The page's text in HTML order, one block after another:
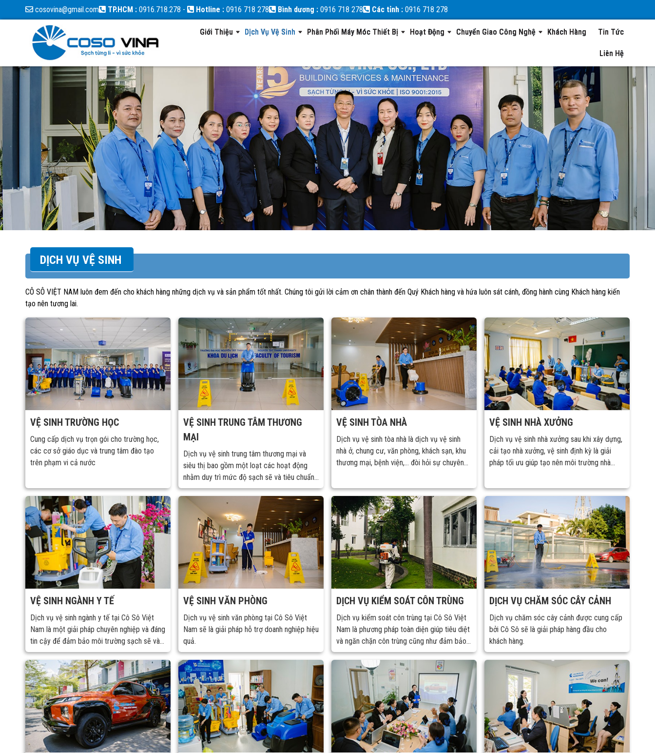
cosovina@gmail.com TP.HCM : 0916.718.278 - Hotline : 0916 718 278 Bình dương : 0916 718 278 Các tỉnh : 0916 718 278
Giới Thiệu Dịch Vụ Vệ Sinh Phân Phối Máy Móc Thiết Bị Hoạt Động Chuyển Giao Công Nghệ Khách Hàng Tin Tức
Liên Hệ
DỊCH VỤ VỆ SINH
CÔ SÔ VIỆT NAM luôn đem đến cho khách hàng những dịch vụ và sản phẩm tốt nhất. Chúng tôi gửi lời cảm ơn chân thành đến Quý Khách hàng và hứa luôn sát cánh, đồng hành cùng Khách hàng kiến
tạo nên tương lai.
VỆ SINH TRƯỜNG HỌC
Cung cấp dịch vụ trọn gói cho trường học,
các cơ sở giáo dục và trung tâm đào tạo
trên phạm vi cả nước
VỆ SINH TRUNG TÂM THƯƠNG
MẠI
Dịch vụ vệ sinh trung tâm thương mại và
siêu thị bao gồm một loạt các hoạt động
nhằm duy trì mức độ sạch sẽ và tiêu chuẩn
vệ sinh cao, mang đến không gian thoáng
mát và an toàn cho khách hàng và nhân viên.
VỆ SINH TÒA NHÀ
Dịch vụ vệ sinh tòa nhà là dịch vụ vệ sinh
nhà ở, chung cư, văn phòng, khách sạn, khu
thương mại, bệnh viện,… đòi hỏi sự chuyên
thiết bị hiện đại, các hóa chất vệ sinh
chuyên dụng, an toàn cùng với đội ngũ nhân
viên vê sinh được đào tạo bài bản, khoa học.
VỆ SINH NHÀ XƯỞNG
Dịch vụ vệ sinh nhà xưởng sau khi xây dựng,
cải tạo nhà xưởng, vệ sinh định kỳ là giải
pháp tối ưu giúp tạo nên môi trường nhà
VỆ SINH NGÀNH Y TẾ
Dịch vụ vệ sinh ngành y tế tại Cô Sô Việt
Nam là một giải pháp chuyên nghiệp và đáng
tin cậy để đảm bảo môi trường sạch sẽ và
an toàn trong các cơ sở y tế
VỆ SINH VĂN PHÒNG
Dịch vụ vệ sinh văn phòng tại Cô Sô Việt
Nam sẽ là giải pháp hỗ trợ doanh nghiệp hiệu
quả.
DỊCH VỤ KIỂM SOÁT CÔN TRÙNG
Dịch vụ kiểm soát côn trùng tại Cô Sô Việt
Nam là phương pháp toàn diện giúp tiêu diệt
và ngăn chặn côn trùng cũng như đảm bảo
môi trường sống tốt nhất cho mỗi gia đình
và doanh nghiệp.
DỊCH VỤ CHĂM SÓC CÂY CẢNH
Dịch vụ chăm sóc cây cảnh được cung cấp
bởi Cô Sô sẽ là giải pháp hàng đầu cho
khách hàng.